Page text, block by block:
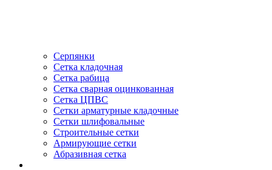
Серпянки
Сетка кладочная
Сетка рабица
Сетка сварная оцинкованная
Сетка ЦПВС
Сетки арматурные кладочные
Сетки шлифовальные
Строительные сетки
Армирующие сетки
Абразивная сетка